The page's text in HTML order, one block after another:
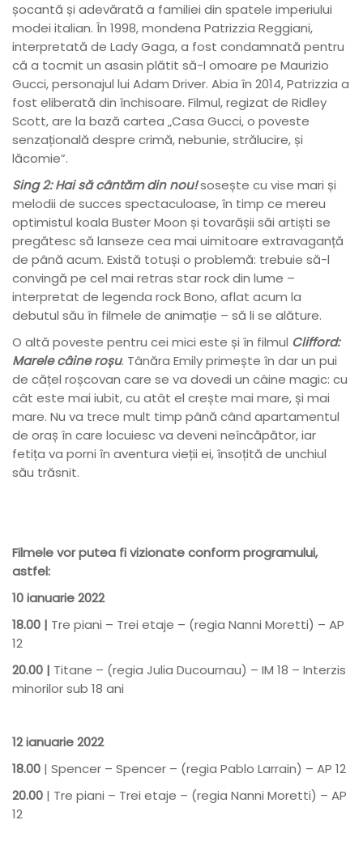
șocantă și adevărată a familiei din spatele imperiului
modei italian. În 1998, mondena Patrizzia Reggiani,
interpretată de Lady Gaga, a fost condamnată pentru
că a tocmit un asasin plătit să-l omoare pe Maurizio
Gucci, personajul lui Adam Driver. Abia în 2014, Patrizzia a
fost eliberată din închisoare. Filmul, regizat de Ridley
Scott, are la bază cartea „Casa Gucci, o poveste
senzațională despre crimă, nebunie, strălucire, și
lăcomie”.
Sing 2: Hai să cântăm din nou!sosește cu vise mari și
melodii de succes spectaculoase, în timp ce mereu
optimistul koala Buster Moon și tovarășii săi artiști se
pregătesc să lanseze cea mai uimitoare extravaganță
de până acum. Există totuși o problemă: trebuie să-l
convingă pe cel mai retras star rock din lume –
interpretat de legenda rock Bono, aflat acum la
debutul său în filmele de animație – să li se alăture.
O altă poveste pentru cei mici este și în filmul Clifford:
Marele câine roșu. Tânăra Emily primește în dar un pui
de cățel roșcovan care se va dovedi un câine magic: cu
cât este mai iubit, cu atât el crește mai mare, și mai
mare. Nu va trece mult timp până când apartamentul
de oraș în care locuiesc va deveni neîncăpător, iar
fetița va porni în aventura vieții ei, însoțită de unchiul
său trăsnit.
Filmele vor putea fi vizionate conform programului,
astfel:
10 ianuarie 2022
18.00 | Tre piani – Trei etaje – (regia Nanni Moretti) – AP
12
20.00 | Titane – (regia Julia Ducournau) – IM 18 – Interzis
minorilor sub 18 ani
12 ianuarie 2022
18.00 | Spencer – Spencer – (regia Pablo Larrain) – AP 12
20.00 | Tre piani – Trei etaje – (regia Nanni Moretti) – AP
12